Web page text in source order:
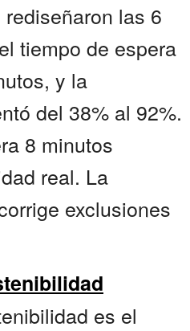
las 6
tiempo de espera
y la
del 38% al 92%.
8 minutos
real. La
exclusiones
es el